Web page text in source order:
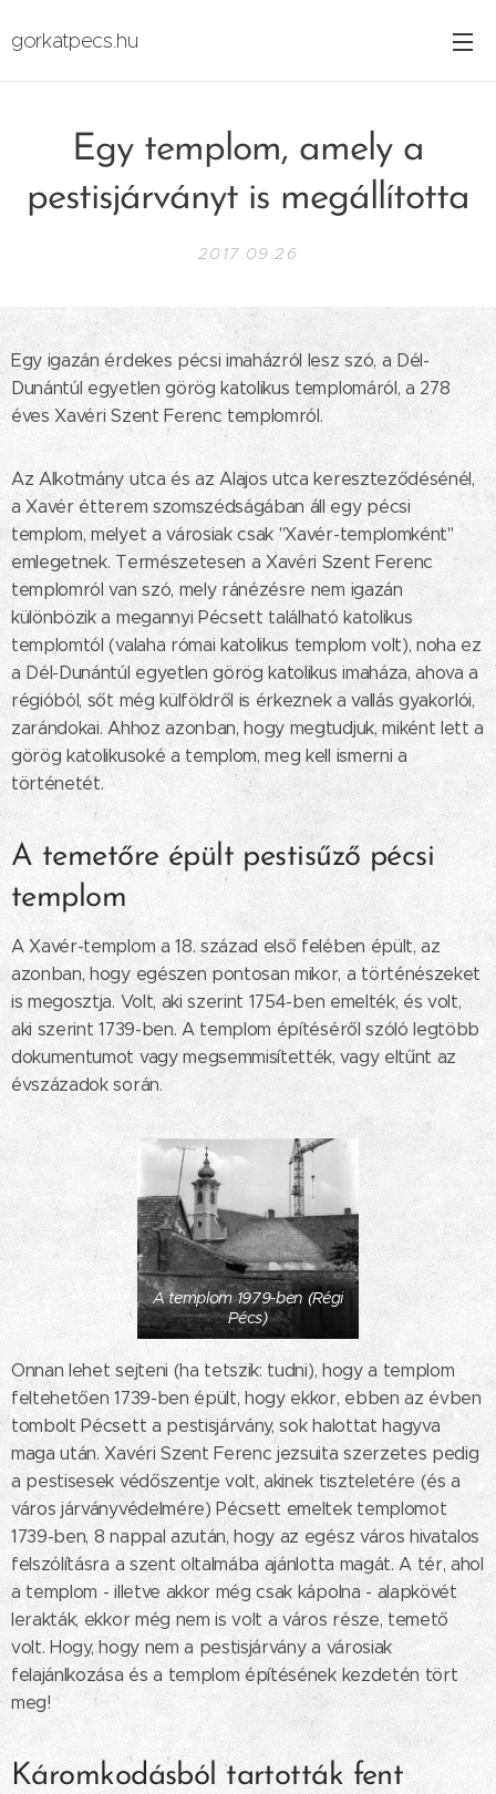
gorkatpecs.hu
Egy templom, amely a
pestisjárványt is megállította
2017.09.26
Egy igazán érdekes pécsi imaházról lesz szó, a Dél-
Dunántúl egyetlen görög katolikus templomáról, a 278
éves Xavéri Szent Ferenc templomról.
Az Alkotmány utca és az Alajos utca kereszteződésénél,
a Xavér étterem szomszédságában áll egy pécsi
templom, melyet a városiak csak "Xavér-templomként"
emlegetnek. Természetesen a Xavéri Szent Ferenc
templomról van szó, mely ránézésre nem igazán
különbözik a megannyi Pécsett található katolikus
templomtól (valaha római katolikus templom volt), noha ez
a Dél-Dunántúl egyetlen görög katolikus imaháza, ahova a
régióból, sőt még külföldről is érkeznek a vallás gyakorlói,
zarándokai. Ahhoz azonban, hogy megtudjuk, miként lett a
görög katolikusoké a templom, meg kell ismerni a
történetét.
A temetőre épült pestisűző pécsi
templom
A Xavér-templom a 18. század első felében épült, az
azonban, hogy egészen pontosan mikor, a történészeket
is megosztja. Volt, aki szerint 1754-ben emelték, és volt,
aki szerint 1739-ben. A templom építéséről szóló legtöbb
dokumentumot vagy megsemmisítették, vagy eltűnt az
évszázadok során.
A templom 1979-ben (Régi
Pécs)
Onnan lehet sejteni (ha tetszik: tudni), hogy a templom
feltehetően 1739-ben épült, hogy ekkor, ebben az évben
tombolt Pécsett a pestisjárvány, sok halottat hagyva
maga után. Xavéri Szent Ferenc jezsuita szerzetes pedig
a pestisesek védőszentje volt, akinek tiszteletére (és a
város járványvédelmére) Pécsett emeltek templomot
1739-ben, 8 nappal azután, hogy az egész város hivatalos
felszólításra a szent oltalmába ajánlotta magát. A tér, ahol
a templom - illetve akkor még csak kápolna - alapkövét
lerakták, ekkor még nem is volt a város része, temető
volt. Hogy, hogy nem a pestisjárvány a városiak
felajánlkozása és a templom építésének kezdetén tört
meg!
Káromkodásból tartották fent